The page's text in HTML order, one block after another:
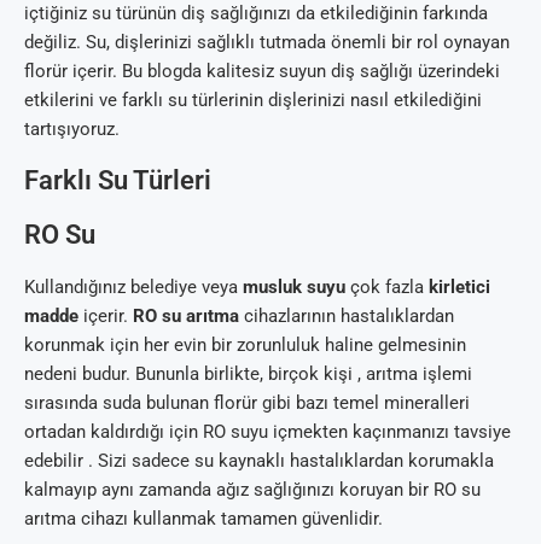
içtiğiniz su türünün diş sağlığınızı da etkilediğinin farkında
değiliz. Su, dişlerinizi sağlıklı tutmada önemli bir rol oynayan
florür içerir. Bu blogda kalitesiz suyun diş sağlığı üzerindeki
etkilerini ve farklı su türlerinin dişlerinizi nasıl etkilediğini
tartışıyoruz.
Farklı Su Türleri
RO Su
Kullandığınız belediye veya musluk suyu çok fazla kirletici
madde içerir. RO su arıtma cihazlarının hastalıklardan
korunmak için her evin bir zorunluluk haline gelmesinin
nedeni budur. Bununla birlikte, birçok kişi , arıtma işlemi
sırasında suda bulunan florür gibi bazı temel mineralleri
ortadan kaldırdığı için RO suyu içmekten kaçınmanızı tavsiye
edebilir . Sizi sadece su kaynaklı hastalıklardan korumakla
kalmayıp aynı zamanda ağız sağlığınızı koruyan bir RO su
arıtma cihazı kullanmak tamamen güvenlidir.